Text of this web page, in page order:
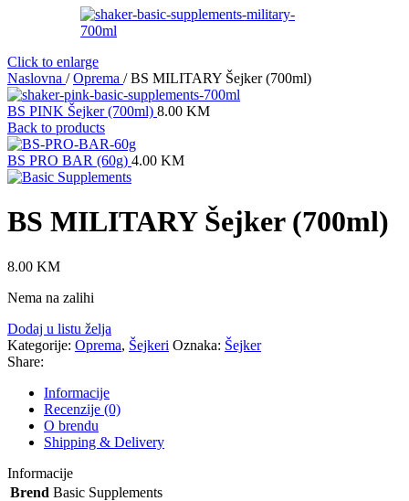
Click to enlarge
Naslovna / Oprema / BS MILITARY Šejker (700ml)
BS PINK Šejker (700ml) 8.00 KM
Back to products
BS PRO BAR (60g) 4.00 KM
BS MILITARY Šejker (700ml)
8.00 KM
Nema na zalihi
Dodaj u listu želja
Kategorije: Oprema, Šejkeri Oznaka: Šejker
Share:
Informacije
Recenzije (0)
O brendu
Shipping & Delivery
Informacije
Brend Basic Supplements